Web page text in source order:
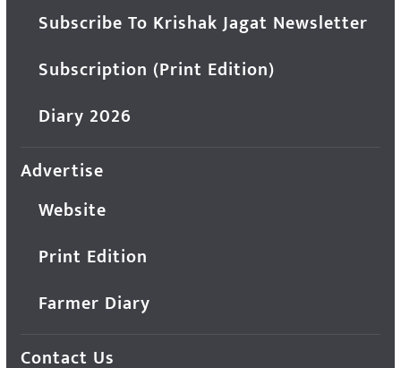
Subscribe To Krishak Jagat Newsletter
Subscription (Print Edition)
Diary 2026
Advertise
Website
Print Edition
Farmer Diary
Contact Us